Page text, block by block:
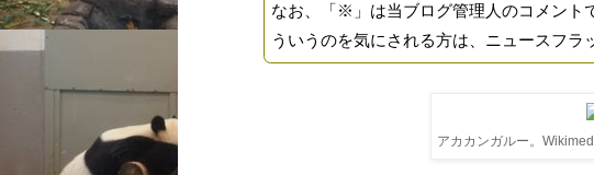
なお、「※」は当ブログ管理人のコメント
ういうのを気にされる方は、ニュースフラ
アカカンガルー。